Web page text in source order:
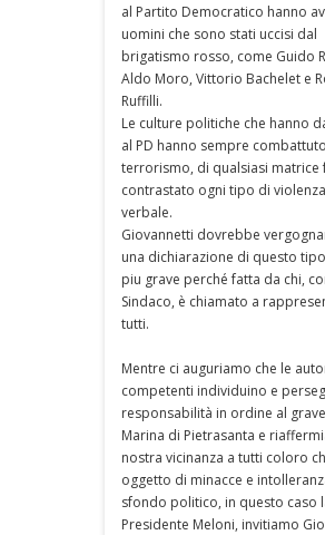
al Partito Democratico hanno
uomini che sono stati uccisi dal
brigatismo rosso, come Guido
Aldo Moro, Vittorio Bachelet e
Ruffilli.
Le culture politiche che hanno
al PD hanno sempre
terrorismo, di qualsiasi matrice
contrastato ogni tipo di
verbale.
Giovannetti dovrebbe
una dichiarazione di questo
piu grave perché fatta da chi,
Sindaco, è chiamato a
tutti.
Mentre ci auguriamo che le
competenti individuino e
responsabilità in ordine al
Marina di Pietrasanta e
nostra vicinanza a tutti coloro
oggetto di minacce e
sfondo politico, in questo caso
Presidente Meloni, invitiamo